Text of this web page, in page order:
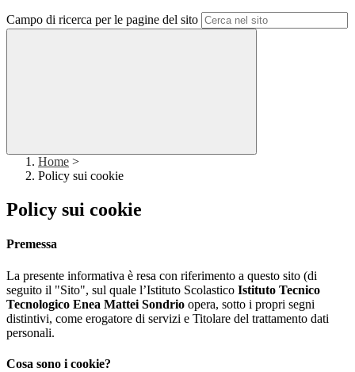
Campo di ricerca per le pagine del sito
Home >
Policy sui cookie
Policy sui cookie
Premessa
La presente informativa è resa con riferimento a questo sito (di
seguito il "Sito", sul quale l’Istituto Scolastico Istituto Tecnico
Tecnologico Enea Mattei Sondrio opera, sotto i propri segni
distintivi, come erogatore di servizi e Titolare del trattamento dati
personali.
Cosa sono i cookie?